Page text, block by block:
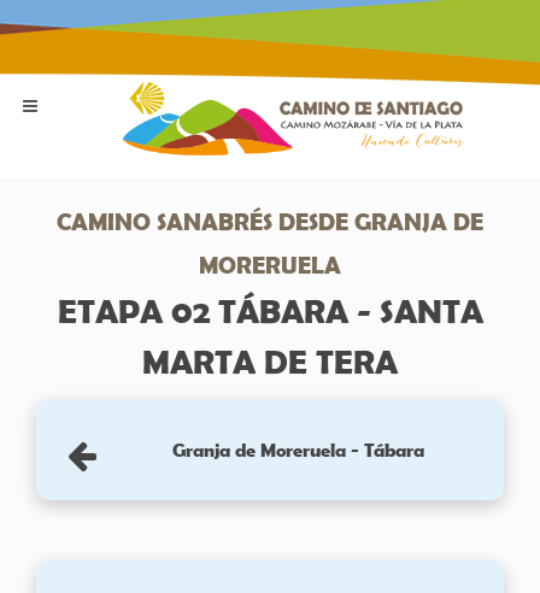
CAMINO SANABRÉS DESDE GRANJA DE
MORERUELA
ETAPA 02 TÁBARA - SANTA
MARTA DE TERA
Granja de Moreruela - Tábara